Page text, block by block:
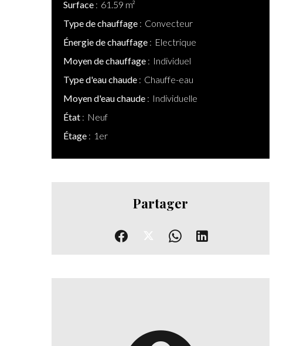
Surface
61.59 m²
Type de chauffage
Convecteur
Énergie de chauffage
Electrique
Moyen de chauffage
Individuel
Type d'eau chaude
Chauffe-eau
Moyen d'eau chaude
Individuelle
État
Neuf
Étage
1er
Partager